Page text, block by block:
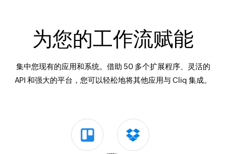
为您的工作流赋能
集中您现有的应用和系统。借助 50 多个扩展程序、灵活的
API 和强大的平台，您可以轻松地将其他应用与 Cliq 集成。